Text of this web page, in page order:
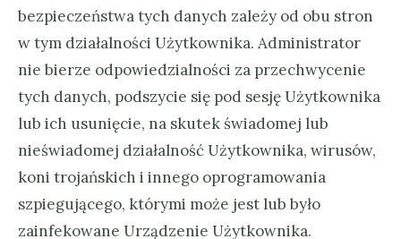
bezpieczeństwa tych danych zależy od obu stron
w tym działalności Użytkownika. Administrator
nie bierze odpowiedzialności za przechwycenie
tych danych, podszycie się pod sesję Użytkownika
lub ich usunięcie, na skutek świadomej lub
nieświadomej działalność Użytkownika, wirusów,
koni trojańskich i innego oprogramowania
szpiegującego, którymi może jest lub było
zainfekowane Urządzenie Użytkownika.